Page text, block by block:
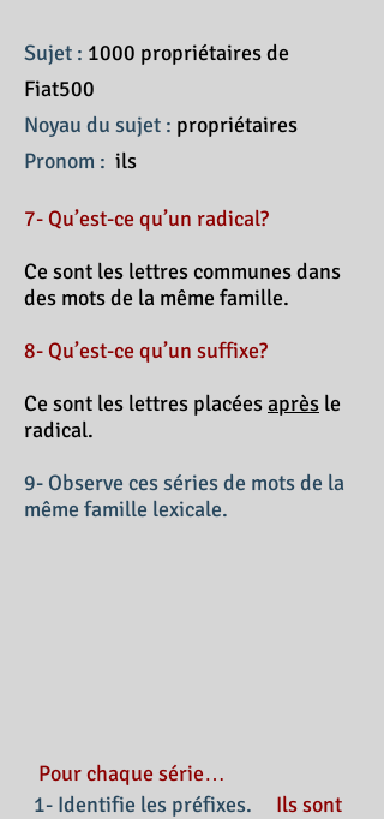
Sujet : 1000 propriétaires de
Fiat500
Noyau du sujet : propriétaires
Pronom : ils
7- Qu’est-ce qu’un radical?
Ce sont les lettres communes dans
des mots de la même famille.
8- Qu’est-ce qu’un suffixe?
Ce sont les lettres placéesaprès le
radical.
9- Observe ces séries de mots de la
même famille lexicale.
Pour chaque série…
1- Identifie les préfixes. Ils sont